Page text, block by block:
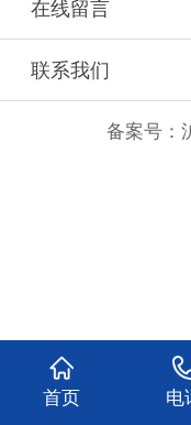
在线留言
联系我们
备案号：
首页 电